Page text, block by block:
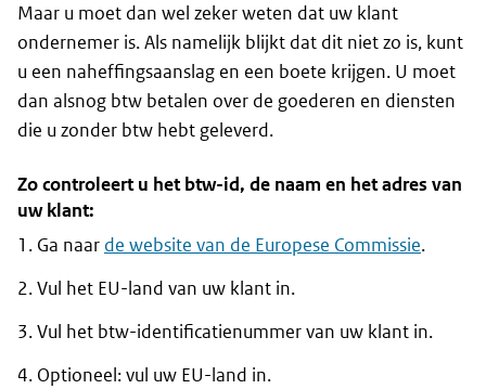
Maar u moet dan wel zeker weten dat uw klant
ondernemer is. Als namelijk blijkt dat dit niet zo is, kunt
u een naheffingsaanslag en een boete krijgen. U moet
dan alsnog btw betalen over de goederen en diensten
die u zonder btw hebt geleverd.
Zo controleert u het btw-id, de naam en het adres van
uw klant:
Ga naar de website van de Europese Commissie.
Vul het EU-land van uw klant in.
Vul het btw-identificatienummer van uw klant in.
Optioneel: vul uw EU-land in.